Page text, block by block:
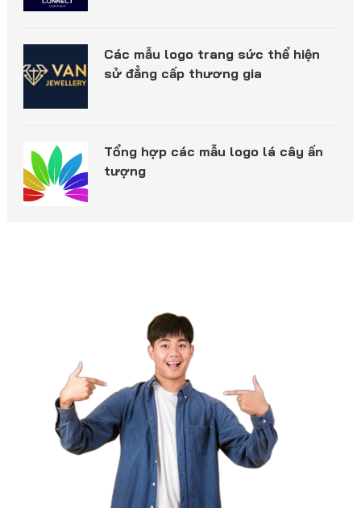
Các mẫu logo trang sức thể hiện
sử đẳng cấp thương gia
Tổng hợp các mẫu logo lá cây ấn
tượng